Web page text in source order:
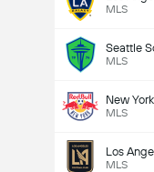
MLS
Seattle
MLS
New
MLS
Los
MLS